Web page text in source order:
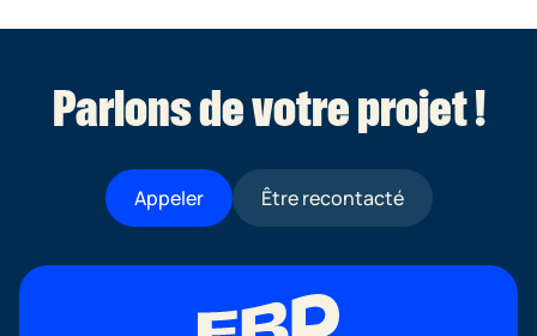
Parlons de votre projet !
Appeler Être recontacté